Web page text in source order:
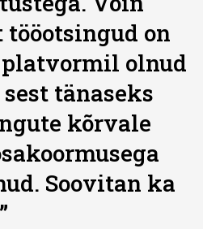
tööotsingud on
platvormil olnud
tänaseks
kõrvale
Soovitan ka